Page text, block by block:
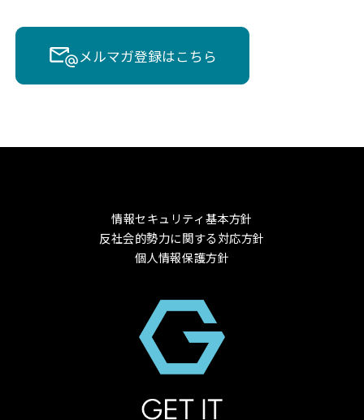
メルマガ登録はこちら
情報セキュリティ基本方針
反社会的勢力に関する対応方針
個人情報保護方針